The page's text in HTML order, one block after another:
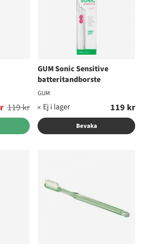
119 kr
GUM Sonic Sensitive
batteritandborste
GUM
119 kr
Bevaka